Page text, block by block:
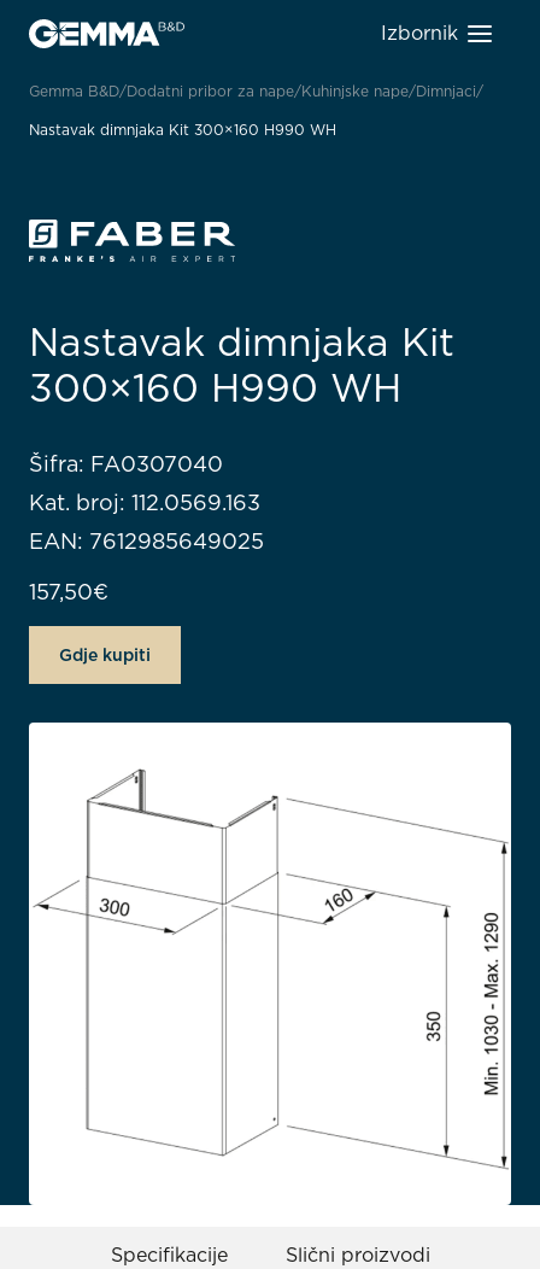
Izbornik
Gemma B&D Dodatni pribor za nape Kuhinjske nape Dimnjaci
Nastavak dimnjaka Kit 300×160 H990 WH
Nastavak dimnjaka Kit
300×160 H990 WH
Šifra: FA0307040
Kat. broj: 112.0569.163
EAN: 7612985649025
157,50€
Gdje kupiti
Specifikacije Slični proizvodi